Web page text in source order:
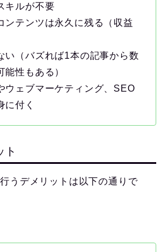
キルが不要
ンテンツは永久に残る（収益
い（バズれば1本の記事から数
性もある）
ウェブマーケティング、SEO
に付く
ト
うデメリットは以下の通りで